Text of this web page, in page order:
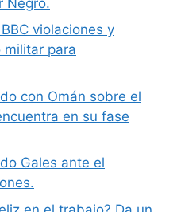
violaciones y
militar para
con Omán sobre el
en su fase
Gales ante el